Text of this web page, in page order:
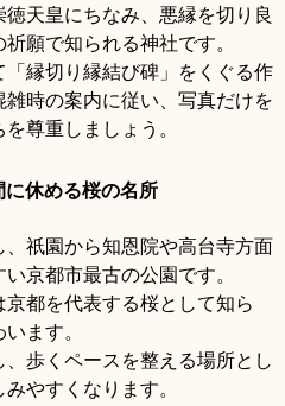
天皇にちなみ、悪縁を切り良
願で知られる神社です。
縁切り縁結び碑」をくぐる作
時の案内に従い、写真だけを
尊重しましょう。
休める桜の名所
祇園から知恩院や高台寺方面
京都市最古の公園です。
都を代表する桜として知ら
ます。
歩くペースを整える場所とし
やすくなります。